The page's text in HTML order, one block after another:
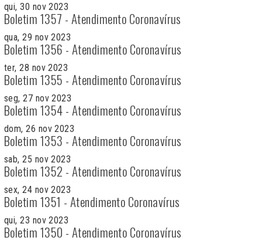
qui, 30 nov 2023
Boletim 1357 - Atendimento Coronavírus
qua, 29 nov 2023
Boletim 1356 - Atendimento Coronavírus
ter, 28 nov 2023
Boletim 1355 - Atendimento Coronavírus
seg, 27 nov 2023
Boletim 1354 - Atendimento Coronavírus
dom, 26 nov 2023
Boletim 1353 - Atendimento Coronavírus
sab, 25 nov 2023
Boletim 1352 - Atendimento Coronavírus
sex, 24 nov 2023
Boletim 1351 - Atendimento Coronavírus
qui, 23 nov 2023
Boletim 1350 - Atendimento Coronavírus